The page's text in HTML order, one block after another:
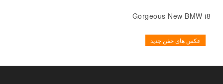
Gorgeous New BMW i8
عکس های خفن جدید